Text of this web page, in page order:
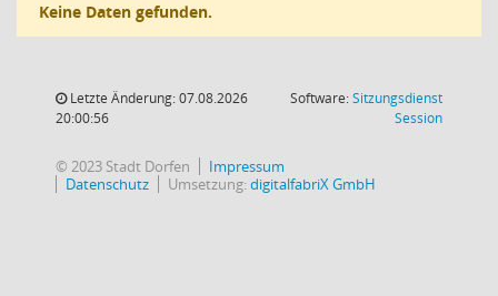
Keine Daten gefunden.
Letzte Änderung: 07.08.2026
20:00:56
Software:Sitzungsdienst
Session(Wird in
© 2023 Stadt Dorfen
Impressum
Datenschutz
Umsetzung:digitalfabriX GmbH